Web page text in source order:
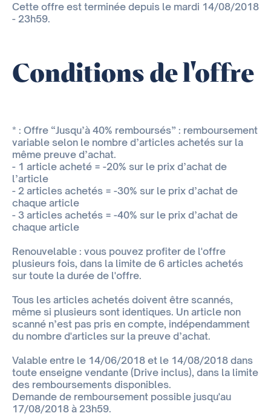
Cette offre est terminée depuis le mardi 14/08/2018
- 23h59.
Conditions de l'offre
* : Offre “Jusqu’à 40% remboursés” : remboursement
variable selon le nombre d’articles achetés sur la
même preuve d’achat.
- 1 article acheté = -20% sur le prix d’achat de
l’article
- 2 articles achetés = -30% sur le prix d’achat de
chaque article
- 3 articles achetés = -40% sur le prix d’achat de
chaque article
Renouvelable : vous pouvez profiter de l'offre
plusieurs fois, dans la limite de 6 articles achetés
sur toute la durée de l'offre.
Tous les articles achetés doivent être scannés,
même si plusieurs sont identiques. Un article non
scanné n’est pas pris en compte, indépendamment
du nombre d'articles sur la preuve d’achat.
Valable entre le 14/06/2018 et le 14/08/2018 dans
toute enseigne vendante (Drive inclus), dans la limite
des remboursements disponibles.
Demande de remboursement possible jusqu'au
17/08/2018 à 23h59.